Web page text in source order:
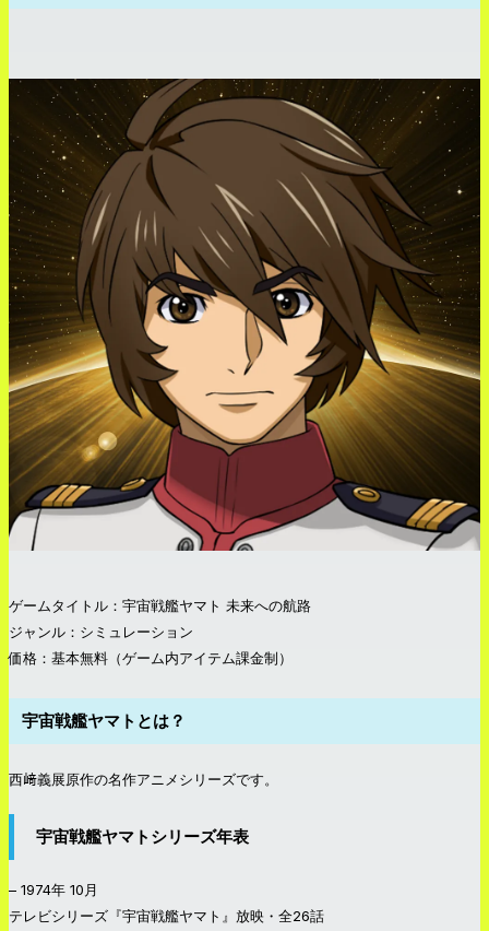
ゲームタイトル：宇宙戦艦ヤマト 未来への航路
ジャンル：シミュレーション
価格：基本無料（ゲーム内アイテム課金制）
宇宙戦艦ヤマトとは？
西﨑義展原作の名作アニメシリーズです。
宇宙戦艦ヤマトシリーズ年表
– 1974年 10月
テレビシリーズ『宇宙戦艦ヤマト』放映・全26話